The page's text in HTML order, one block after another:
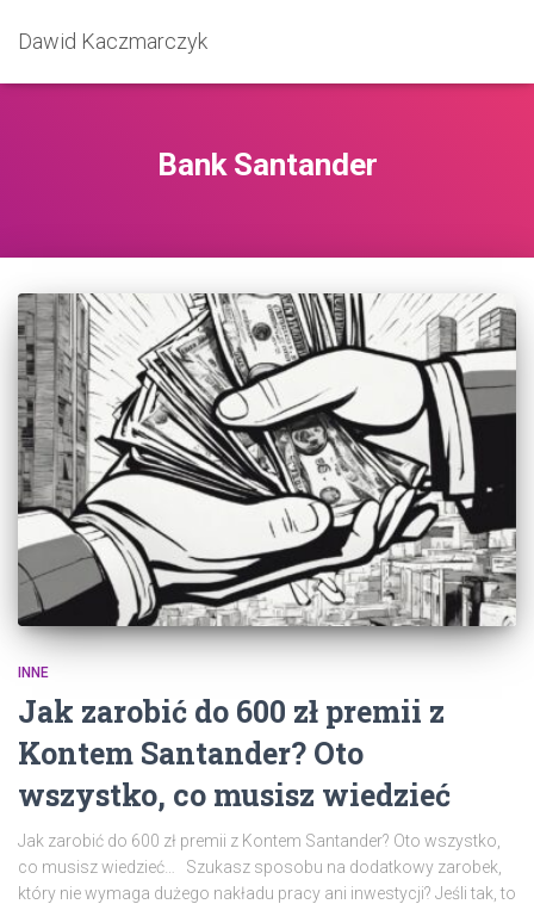
Dawid Kaczmarczyk
Bank Santander
INNE
Jak zarobić do 600 zł premii z
Kontem Santander? Oto
wszystko, co musisz wiedzieć
Jak zarobić do 600 zł premii z Kontem Santander? Oto wszystko,
co musisz wiedzieć… Szukasz sposobu na dodatkowy zarobek,
który nie wymaga dużego nakładu pracy ani inwestycji? Jeśli tak, to